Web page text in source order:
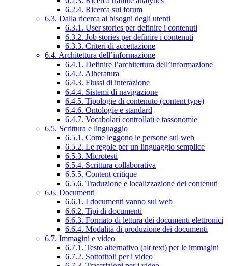
6.2.4. Ricerca sui forum
6.3. Dalla ricerca ai bisogni degli utenti
6.3.1. User stories per definire i contenuti
6.3.2. Job stories per definire i contenuti
6.3.3. Criteri di accettazione
6.4. Architettura dell’informazione
6.4.1. Definire l’architettura dell’informazione
6.4.2. Alberatura
6.4.3. Flussi di interazione
6.4.4. Sistemi di navigazione
6.4.5. Tipologie di contenuto (content type)
6.4.6. Ontologie e standard
6.4.7. Vocabolari controllati e tassonomie
6.5. Scrittura e linguaggio
6.5.1. Come leggono le persone sul web
6.5.2. Le regole per un linguaggio semplice
6.5.3. Microtesti
6.5.4. Scrittura collaborativa
6.5.5. Content critique
6.5.6. Traduzione e localizzazione dei contenuti
6.6. Documenti
6.6.1. I documenti vanno sul web
6.6.2. Tipi di documenti
6.6.3. Formato di lettura dei documenti elettronici
6.6.4. Modalità di produzione dei documenti
6.7. Immagini e video
6.7.1. Testo alternativo (alt text) per le immagini
6.7.2. Sottotitoli per i video